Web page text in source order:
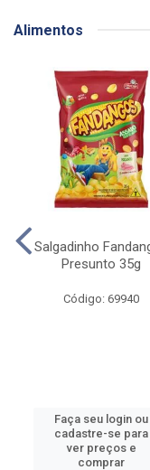
Alimentos
Salgadinho
Presunto 35g
Código: 69940
Faça seu login ou
cadastre-se para
ver preços e
comprar